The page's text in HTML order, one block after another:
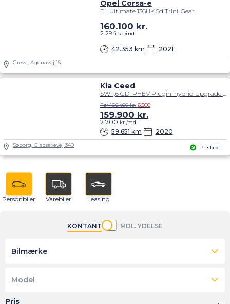
Opel Corsa-e
EL Ultimate 136HK 5d Trinl. Gear
42.353 km 2021
160.100 kr.
2.294kr./md.
Greve, Agenavej 15
Prisfald
Kia Ceed
SW 1,6 GDI PHEV Plugin-hybrid Upgrade m/Plus DCT 141HK Stc 6g Aut.
59.651 km 2020
Før 166.400 kr. 6.500
159.900 kr.
2.700 kr./md.
Søborg, Gladsaxevej 340
Personbiler Varebiler Leasing
KONTANT MDL. YDELSE
Bilmærke
Model